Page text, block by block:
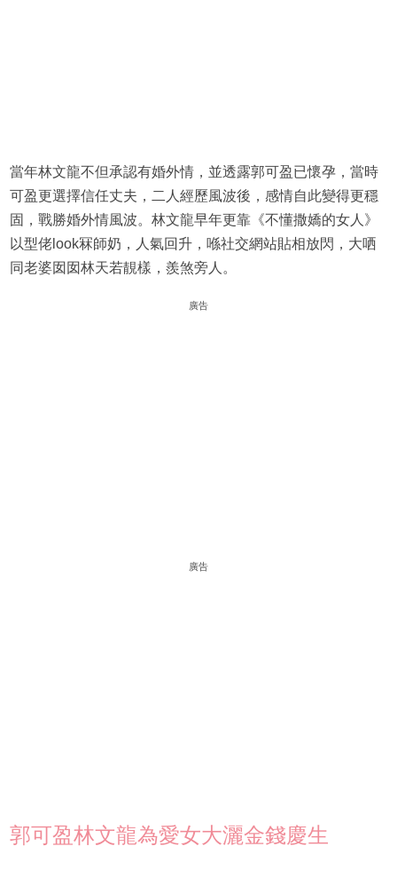
當年林文龍不但承認有婚外情，並透露郭可盈已懷孕，當時
可盈更選擇信任丈夫，二人經歷風波後，感情自此變得更穩
固，戰勝婚外情風波。林文龍早年更靠《不懂撒嬌的女人》
以型佬look冧師奶，人氣回升，喺社交網站貼相放閃，大哂
同老婆囡囡林天若靚樣，羨煞旁人。
廣告
廣告
郭可盈林文龍為愛女大灑金錢慶生